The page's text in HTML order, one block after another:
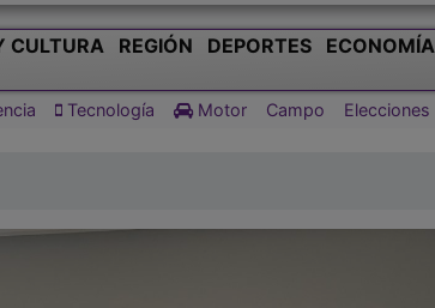
CULTURA REGIÓN DEPORTES ECONOMÍA
Tecnología Motor Campo Elecciones